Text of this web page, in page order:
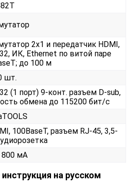
2x1 и передатчик HDMI,
ИК, Ethernet по витой паре
до 100 м
шт.
(1 порт) 9-конт. разъем D-sub,
обмена до 115200 бит/с
100BaseT, разъем RJ-45, 3,5-
800 мА
на русском